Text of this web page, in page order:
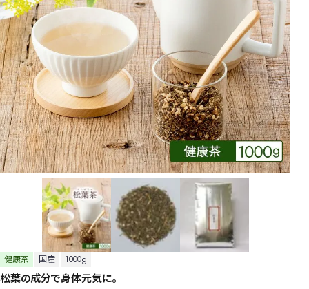
健康茶 国産 1000g
松葉の成分で身体元気に。